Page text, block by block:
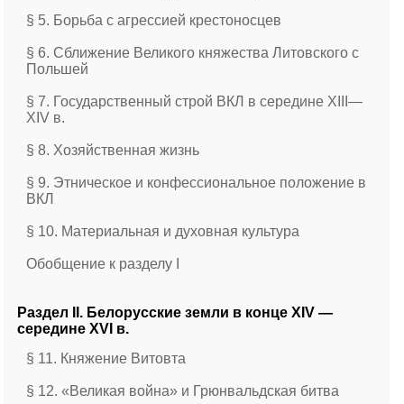
§ 5. Борьба с агрессией крестоносцев
§ 6. Сближение Великого княжества Литовского с
Польшей
§ 7. Государственный строй ВКЛ в середине ХIII—
ХIV в.
§ 8. Хозяйственная жизнь
§ 9. Этническое и конфессиональное положение в
ВКЛ
§ 10. Материальная и духовная культура
Обобщение к разделу I
Раздел II. Белорусские земли в конце XIV —
середине XVI в.
§ 11. Княжение Витовта
§ 12. «Великая война» и Грюнвальдская битва